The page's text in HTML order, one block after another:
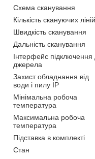
Схема сканування
Кількість скануючих ліній
Швидкість сканування
Дальність сканування
Інтерфейс підключення
джерела
Захист обладнання від
води і пилу IP
Мінімальна робоча
температура
Максимальна робоча
температура
Підставка в комплекті
Стан